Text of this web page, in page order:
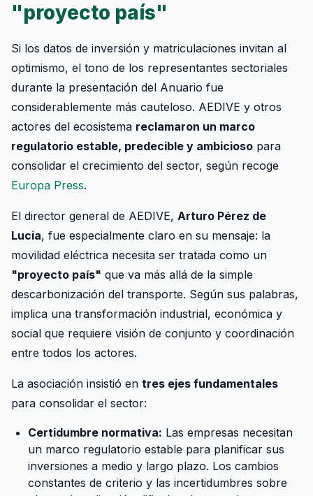
"proyecto país"
Si los datos de inversión y matriculaciones invitan al
optimismo, el tono de los representantes sectoriales
durante la presentación del Anuario fue
considerablemente más cauteloso. AEDIVE y otros
actores del ecosistema reclamaron un marco
regulatorio estable, predecible y ambicioso para
consolidar el crecimiento del sector, según recoge
Europa Press.
El director general de AEDIVE, Arturo Pérez de
Lucia, fue especialmente claro en su mensaje: la
movilidad eléctrica necesita ser tratada como un
"proyecto país" que va más allá de la simple
descarbonización del transporte. Según sus palabras,
implica una transformación industrial, económica y
social que requiere visión de conjunto y coordinación
entre todos los actores.
La asociación insistió en tres ejes fundamentales
para consolidar el sector:
Certidumbre normativa: Las empresas necesitan
un marco regulatorio estable para planificar sus
inversiones a medio y largo plazo. Los cambios
constantes de criterio y las incertidumbres sobre